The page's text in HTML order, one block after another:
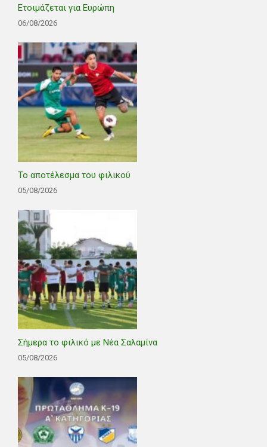
Ετοιμάζεται για Ευρώπη
06/08/2026
Το αποτέλεσμα του φιλικού
05/08/2026
Σήμερα το φιλικό με Νέα Σαλαμίνα
05/08/2026